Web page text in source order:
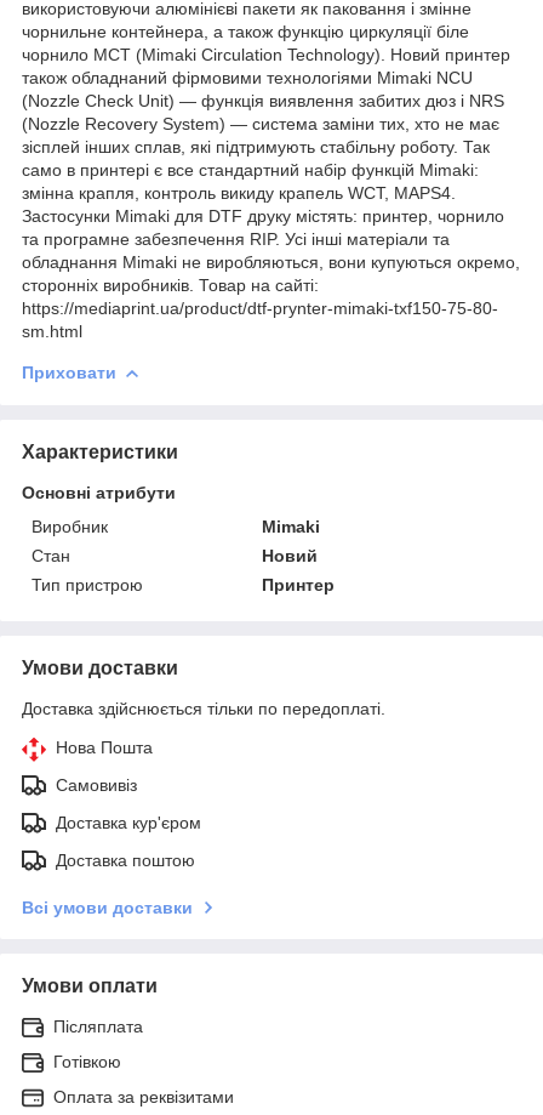
використовуючи алюмінієві пакети як паковання і змінне
чорнильне контейнера, а також функцію циркуляції біле
чорнило MCT (Mimaki Circulation Technology). Новий принтер
також обладнаний фірмовими технологіями Mimaki NCU
(Nozzle Check Unit) — функція виявлення забитих дюз і NRS
(Nozzle Recovery System) — система заміни тих, хто не має
зісплей інших сплав, які підтримують стабільну роботу. Так
само в принтері є все стандартний набір функцій Mimaki:
змінна крапля, контроль викиду крапель WCT, MAPS4.
Застосунки Mimaki для DTF друку містять: принтер, чорнило
та програмне забезпечення RIP. Усі інші матеріали та
обладнання Mimaki не виробляються, вони купуються окремо,
сторонніх виробників. Товар на сайті:
https://mediaprint.ua/product/dtf-prynter-mimaki-txf150-75-80-
sm.html
Приховати
Характеристики
Основні атрибути
Виробник
Mimaki
Стан
Новий
Тип пристрою
Принтер
Умови доставки
Доставка здійснюється тільки по передоплаті.
Нова Пошта
Самовивіз
Доставка кур'єром
Доставка поштою
Всі умови доставки
Умови оплати
Післяплата
Готівкою
Оплата за реквізитами